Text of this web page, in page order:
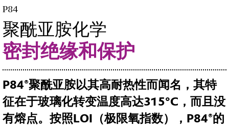
P84
聚酰亚胺化学
密封绝缘和保护
P84®聚酰亚胺以其高耐热性而闻名，其特
征在于玻璃化转变温度高达315°C ，而且没
有熔点。 按照LOI （极限氧指数）， P84®的